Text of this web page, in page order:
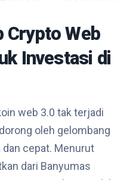
Crypto Web
Investasi di
web 3.0 tak terjadi
oleh gelombang
cepat. Menurut
dari Banyumas